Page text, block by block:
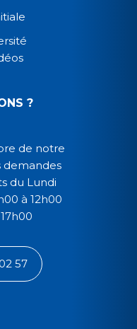
?
de notre
du Lundi
à 12h00
57